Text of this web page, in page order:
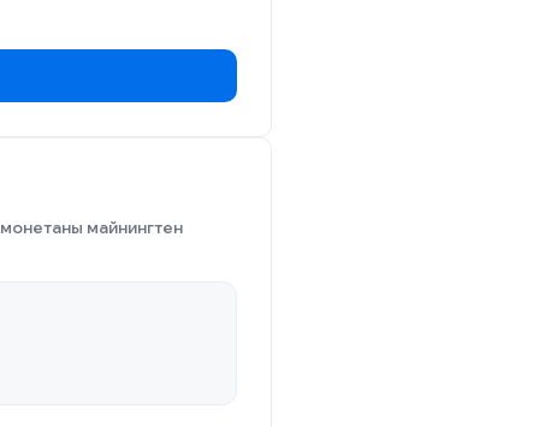
майнингтен